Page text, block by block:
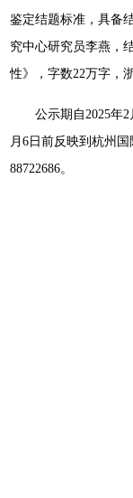
鉴定结题标准，具备
究中心研究员李燕，
性》，字数22万字，
公示期自2025年
月6日前反映到杭州
88722686。